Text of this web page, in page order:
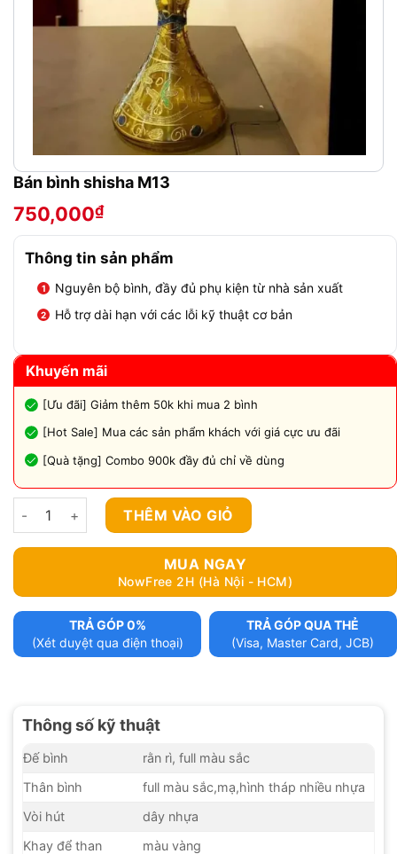
Bán bình shisha M13
750,000₫
Thông tin sản phẩm
Nguyên bộ bình, đầy đủ phụ kiện từ nhà sản xuất
Hỗ trợ dài hạn với các lỗi kỹ thuật cơ bản
Khuyến mãi
[Ưu đãi] Giảm thêm 50k khi mua 2 bình
[Hot Sale] Mua các sản phẩm khách với giá cực ưu đãi
[Quà tặng] Combo 900k đầy đủ chỉ về dùng
Bán bình shisha M13 số lượng
THÊM VÀO GIỎ
MUA NGAY
NowFree 2H (Hà Nội - HCM)
TRẢ GÓP 0%
(Xét duyệt qua điện thoại)
TRẢ GÓP QUA THẺ
(Visa, Master Card, JCB)
Thông số kỹ thuật
Đế bình
rằn rì, full màu sắc
Thân bình
full màu sắc,mạ,hình tháp nhiều nhựa
Vòi hút
dây nhựa
Khay để than
màu vàng